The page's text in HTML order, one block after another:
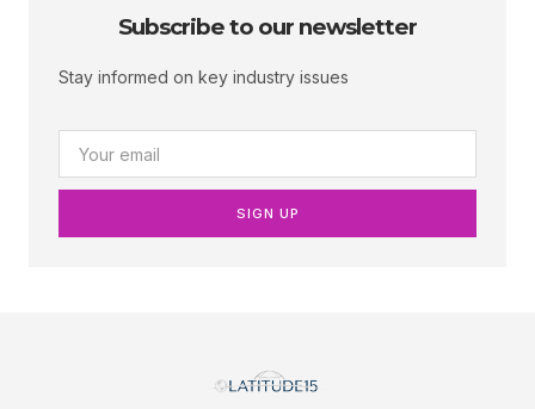
Subscribe to our newsletter
Stay informed on key industry issues
SIGN UP